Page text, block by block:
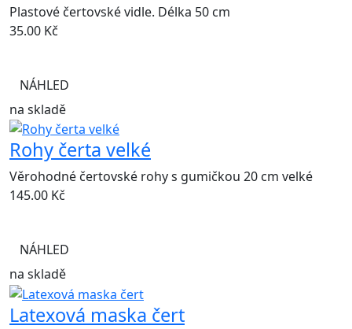
Plastové čertovské vidle. Délka 50 cm
35.00 Kč
NÁHLED
na skladě
Rohy čerta velké
Věrohodné čertovské rohy s gumičkou 20 cm velké
145.00 Kč
NÁHLED
na skladě
Latexová maska čert